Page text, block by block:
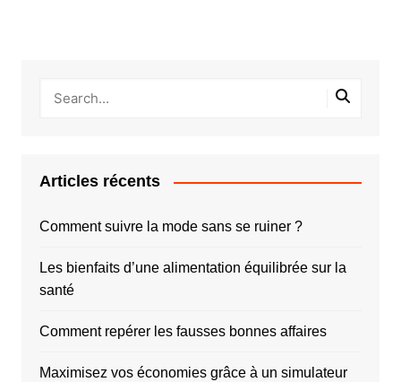
Articles récents
Comment suivre la mode sans se ruiner ?
Les bienfaits d’une alimentation équilibrée sur la
santé
Comment repérer les fausses bonnes affaires
Maximisez vos économies grâce à un simulateur